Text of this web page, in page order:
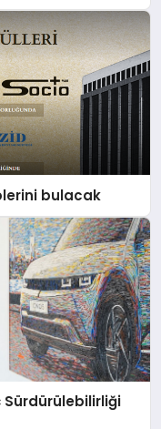
bulacak
Sürdürülebilirliği